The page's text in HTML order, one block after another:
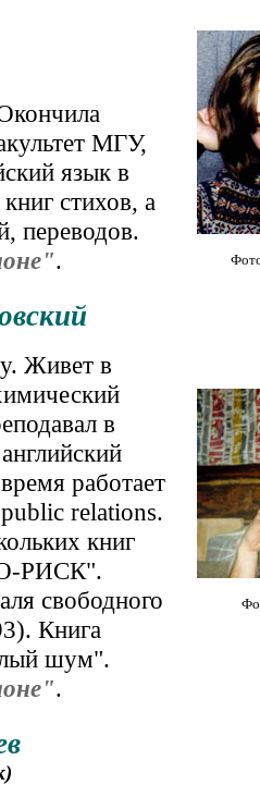
МГУ,
язык в
стихов, а
переводов.
.
Живет в
в
работает
relations.
книг
РИСК".
свободного
Книга
шум".
.